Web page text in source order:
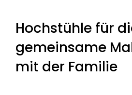
Hochstühle für
gemeinsame
mit der Familie